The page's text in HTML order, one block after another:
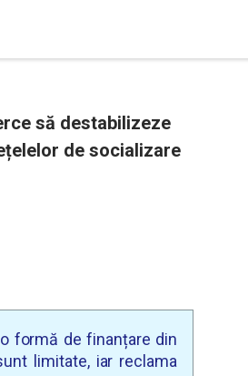
să destabilizeze
de socializare
formă de finanțare din
limitate, iar reclama